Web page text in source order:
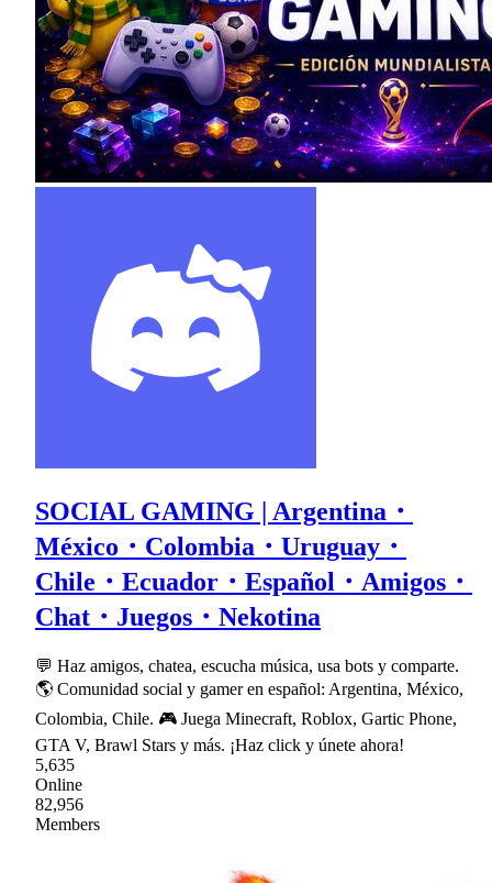
SOCIAL GAMING | Argentina・
México・Colombia・Uruguay・
Chile・Ecuador・Español・Amigos・
Chat・Juegos・Nekotina
💬 Haz amigos, chatea, escucha música, usa bots y comparte.
🌎 Comunidad social y gamer en español: Argentina, México,
Colombia, Chile. 🎮 Juega Minecraft, Roblox, Gartic Phone,
GTA V, Brawl Stars y más. ¡Haz click y únete ahora!
5,635
Online
82,956
Members